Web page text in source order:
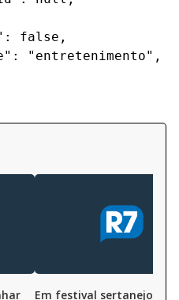
false,
"entretenimento",
Em festival sertanejo,